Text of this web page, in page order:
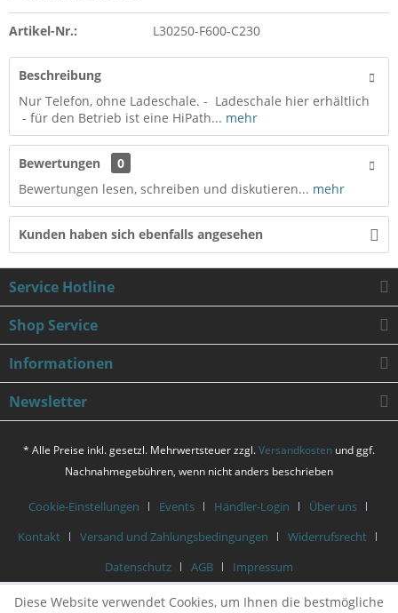
Artikel-Nr.: L30250-F600-C230
Beschreibung
Nur Telefon, ohne Ladeschale. - Ladeschale hier erhältlich
- für den Betrieb ist eine HiPath... mehr
Bewertungen
0
Bewertungen lesen, schreiben und diskutieren... mehr
Kunden haben sich ebenfalls angesehen
Service Hotline
Shop Service
Informationen
Newsletter
* Alle Preise inkl. gesetzl. Mehrwertsteuer zzgl.Versandkosten und ggf.
Nachnahmegebühren, wenn nicht anders beschrieben
Cookie-Einstellungen Events Händler-Login
Über uns
Kontakt
Versand und Zahlungsbedingungen
Widerrufsrecht
Datenschutz
AGB Impressum
Diese Website verwendet Cookies, um Ihnen die bestmögliche